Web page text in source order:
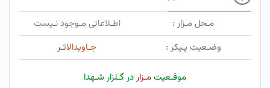
مـحل مـزار :
اطـلاعاتی مـوجود نـیست
وضـعیت پـیکر :
جـاویدالاثـر
موقـعیتمـزاردر گـلزار شـهدا